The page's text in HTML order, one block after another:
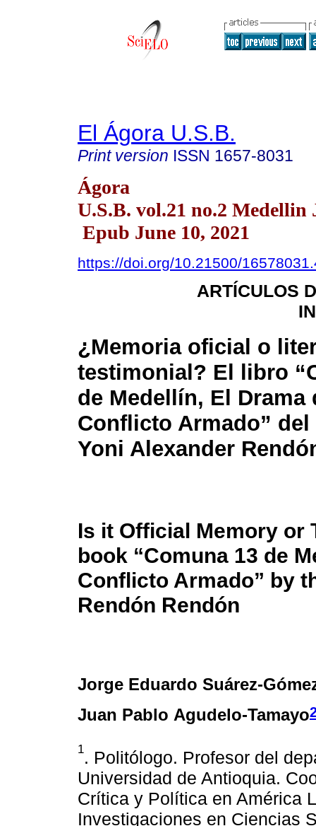
El Ágora U.S.B.
Print version ISSN 1657-8031
Ágora
U.S.B. vol.21 no.2 Medellin
Epub June 10, 2021
https://doi.org/10.21500/
ARTÍCULOS
¿Memoria oficial o
testimonial? El libro
de Medellín, El Drama
Conflicto Armado”
Yoni Alexander
Is it Official Memory or
book “Comuna 13 de
Conflicto Armado” by
Rendón Rendón
Jorge Eduardo Suárez-
Juan Pablo Agudelo-Tamayo
1. Politólogo. Profesor del
Universidad de Antioquia.
Crítica y Política en América
Investigaciones en Ciencias